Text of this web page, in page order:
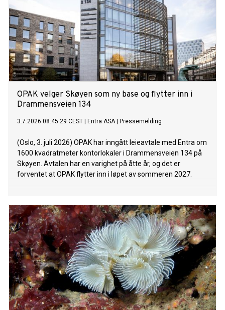
OPAK velger Skøyen som ny base og flytter inn i
Drammensveien 134
3.7.2026 08:45:29 CEST Entra ASA| Pressemelding
(Oslo, 3. juli 2026) OPAK har inngått leieavtale med Entra om
1600 kvadratmeter kontorlokaler i Drammensveien 134 på
Skøyen. Avtalen har en varighet på åtte år, og det er
forventet at OPAK flytter inn i løpet av sommeren 2027.